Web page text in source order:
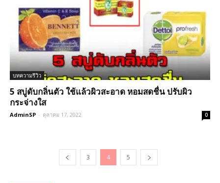
บทความรีวิว
5 สบู่ดับกลิ่นตัว ใช้แล้วผิวสะอาด หอมสดชื่น ปรับผิว
กระจ่างใส
AdminSP - ตุลาคม 17, 2022 0
3 4 5